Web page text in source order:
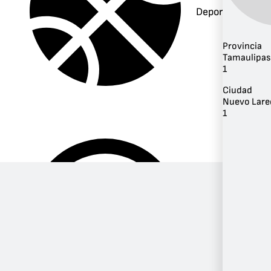
Deportes
Provincia
Tamaulipas
1
Ciudad
Nuevo
1